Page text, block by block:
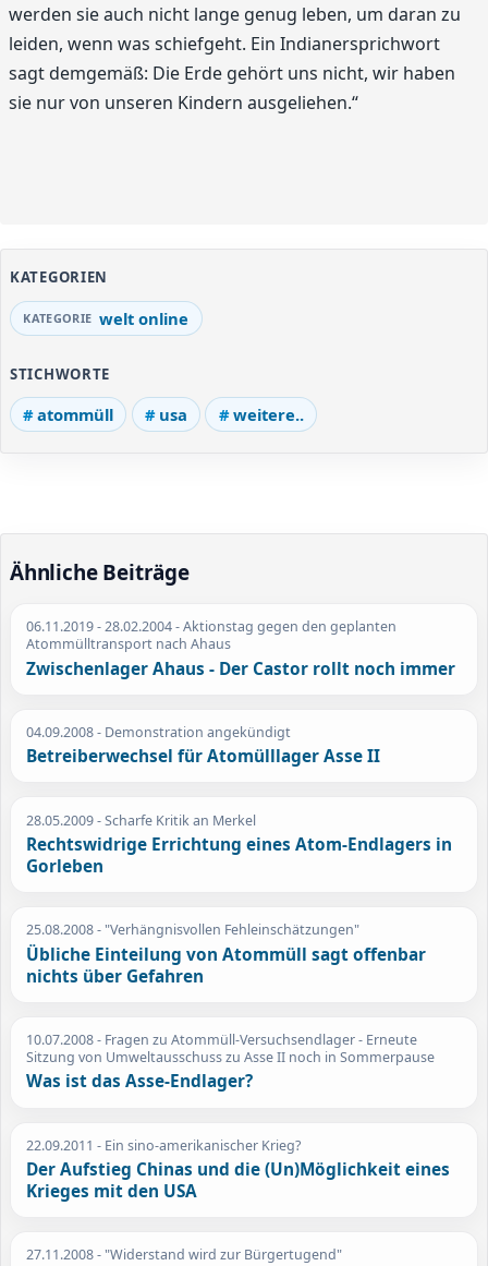
werden sie auch nicht lange genug leben, um daran zu
leiden, wenn was schiefgeht. Ein Indianersprichwort
sagt demgemäß: Die Erde gehört uns nicht, wir haben
sie nur von unseren Kindern ausgeliehen.“
KATEGORIEN
welt online
STICHWORTE
atommüll usa weitere..
Ähnliche Beiträge
06.11.2019- 28.02.2004 - Aktionstag gegen den geplanten
Atommülltransport nach Ahaus
Zwischenlager Ahaus - Der Castor rollt noch immer
04.09.2008- Demonstration angekündigt
Betreiberwechsel für Atomülllager Asse II
28.05.2009- Scharfe Kritik an Merkel
Rechtswidrige Errichtung eines Atom-Endlagers in
Gorleben
25.08.2008- "Verhängnisvollen Fehleinschätzungen"
Übliche Einteilung von Atommüll sagt offenbar
nichts über Gefahren
10.07.2008- Fragen zu Atommüll-Versuchsendlager - Erneute
Sitzung von Umweltausschuss zu Asse II noch in Sommerpause
Was ist das Asse-Endlager?
22.09.2011 - Ein sino-amerikanischer Krieg?
Der Aufstieg Chinas und die (Un)Möglichkeit eines
Krieges mit den USA
27.11.2008- "Widerstand wird zur Bürgertugend"